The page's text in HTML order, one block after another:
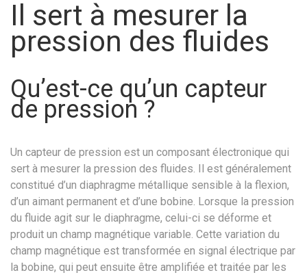
Il sert à mesurer la
pression des fluides
Qu’est-ce qu’un capteur
de pression ?
Un capteur de pression est un composant électronique qui
sert à mesurer la pression des fluides. Il est généralement
constitué d’un diaphragme métallique sensible à la flexion,
d’un aimant permanent et d’une bobine. Lorsque la pression
du fluide agit sur le diaphragme, celui-ci se déforme et
produit un champ magnétique variable. Cette variation du
champ magnétique est transformée en signal électrique par
la bobine, qui peut ensuite être amplifiée et traitée par les